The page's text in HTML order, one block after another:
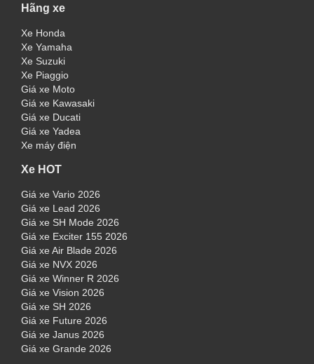
Hãng xe
Xe Honda
Xe Yamaha
Xe Suzuki
Xe Piaggio
Giá xe Moto
Giá xe Kawasaki
Giá xe Ducati
Giá xe Yadea
Xe máy điện
Xe HOT
Giá xe Vario 2026
Giá xe Lead 2026
Giá xe SH Mode 2026
Giá xe Exciter 155 2026
Giá xe Air Blade 2026
Giá xe NVX 2026
Giá xe Winner R 2026
Giá xe Vision 2026
Giá xe SH 2026
Giá xe Future 2026
Giá xe Janus 2026
Giá xe Grande 2026